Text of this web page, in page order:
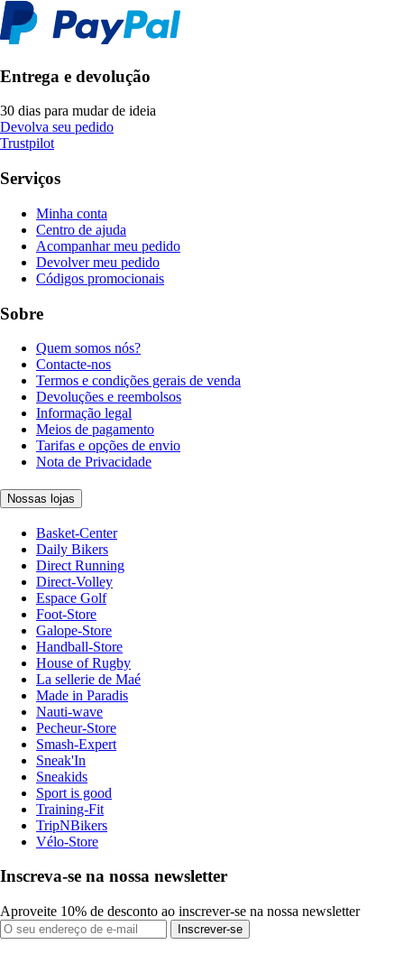
Entrega e devolução
30 dias para mudar de ideia
Devolva seu pedido
Trustpilot
Serviços
Minha conta
Centro de ajuda
Acompanhar meu pedido
Devolver meu pedido
Códigos promocionais
Sobre
Quem somos nós?
Contacte-nos
Termos e condições gerais de venda
Devoluções e reembolsos
Informação legal
Meios de pagamento
Tarifas e opções de envio
Nota de Privacidade
Nossas lojas
Basket-Center
Daily Bikers
Direct Running
Direct-Volley
Espace Golf
Foot-Store
Galope-Store
Handball-Store
House of Rugby
La sellerie de Maé
Made in Paradis
Nauti-wave
Pecheur-Store
Smash-Expert
Sneak'In
Sneakids
Sport is good
Training-Fit
TripNBikers
Vélo-Store
Inscreva-se na nossa newsletter
Aproveite 10% de desconto ao inscrever-se na nossa newsletter
Inscrever-se